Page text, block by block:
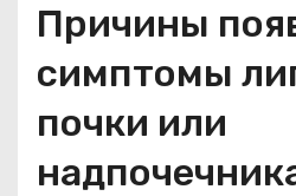
Причины
симптомы
почки или